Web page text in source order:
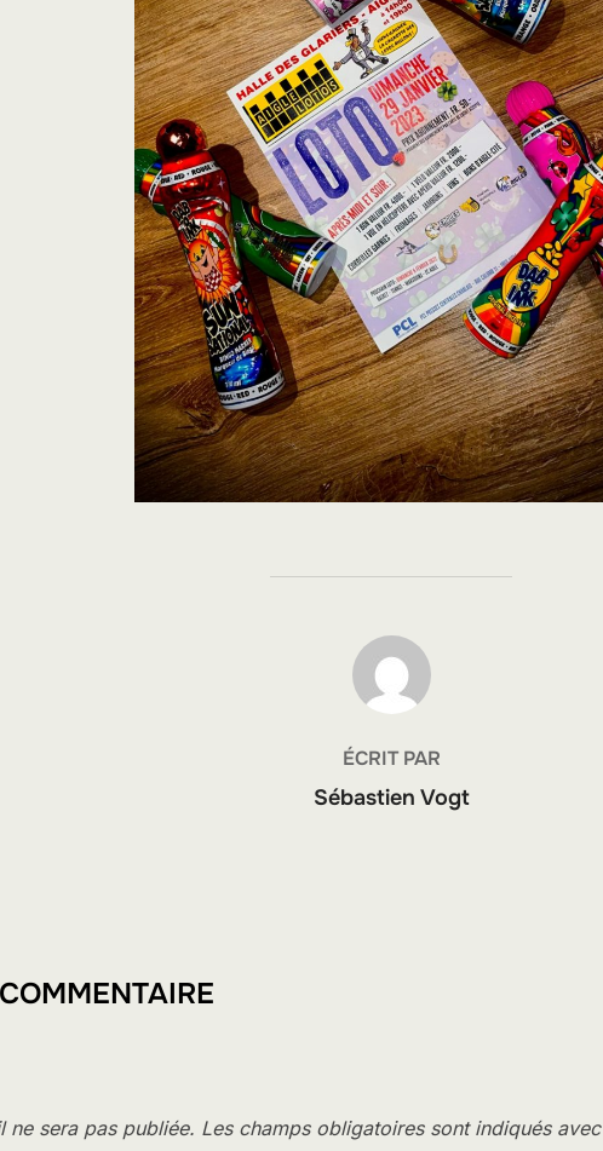
AUTEUR DE LA PUBLICATION
ÉCRIT PAR
Sébastien Vogt
ne sera pas publiée. Les champs obligatoires sont indiqués avec